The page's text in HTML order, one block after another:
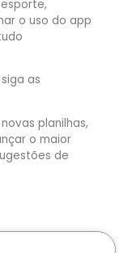
o uso do app
as
planilhas,
o maior
de